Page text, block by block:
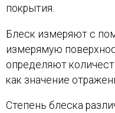
покрытия.
Блеск измеряют с
измерямую
определяют
как значение
Степень блеска